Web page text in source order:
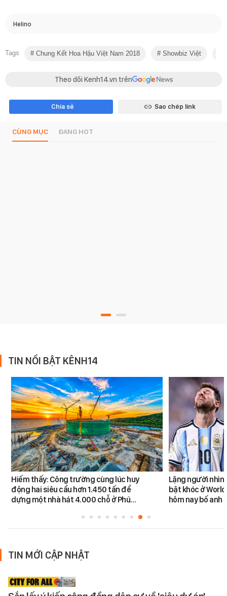
Helino
Tags Chung Kết Hoa Hậu Việt Nam 2018 Showbiz Việt
Theo dõi Kenh14.vn trên
Chia sẻ Sao chép link
CÙNG MỤC ĐANG HOT
TIN NỔI BẬT KÊNH14
Hiếm thấy: Công trường cùng lúc huy
động hai siêu cẩu hơn 1.450 tấn để
dựng một nhà hát 4.000 chỗ ở Phú…
Lặng người nhìn
bật khóc ở
hôm nay bố anh
TIN MỚI CẬP NHẬT